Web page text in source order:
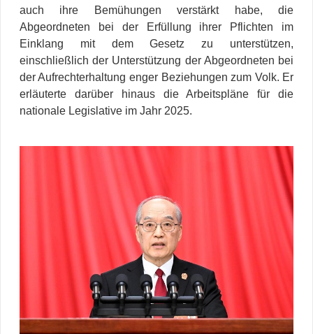
auch ihre Bemühungen verstärkt habe, die
Abgeordneten bei der Erfüllung ihrer Pflichten im
Einklang mit dem Gesetz zu unterstützen,
einschließlich der Unterstützung der Abgeordneten bei
der Aufrechterhaltung enger Beziehungen zum Volk. Er
erläuterte darüber hinaus die Arbeitspläne für die
nationale Legislative im Jahr 2025.